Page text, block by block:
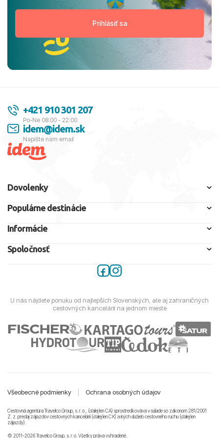
+421 910 301 207
Po-Ne 08:00 - 22:00
idem@idem.sk
Napíšte nám email
Dovolenky
Populárne destinácie
Informácie
Spoločnosť
U nás nájdete ponuku od najlepších Slovenských, ale aj zahraničných
cestovných kancelárií na jednom mieste
Všeobecné podmienky Ochrana osobných údajov
Cestovná agentúra Travelco Group, s. r. o., (ďalej len CA) sprostredkováva v súlade so zákonom 281/2001
Z. z. predaj zájazdov cestovných kancelárii (ďalej len CK) a iných služieb cestovného ruchu (ďalej len
zájazdy).
© 2011-2026 Travelco Group, s. r. o. Všetky práva vyhradené.